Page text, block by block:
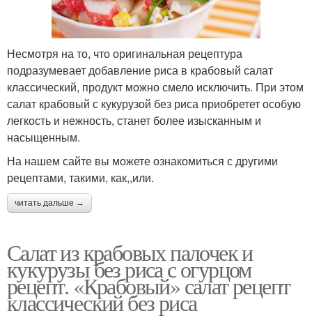
Несмотря на то, что оригинальная рецептура
подразумевает добавление риса в крабовый салат
классический, продукт можно смело исключить. При этом
салат крабовый с кукурузой без риса приобретет особую
легкость и нежность, станет более изысканным и
насыщенным.
На нашем сайте вы можете ознакомиться с другими
рецептами, такими, как,,или.
читать дальше →
Салат из крабовых палочек и
кукурузы без риса с огурцом
рецепт. «Крабовый» салат рецепт
классический без риса